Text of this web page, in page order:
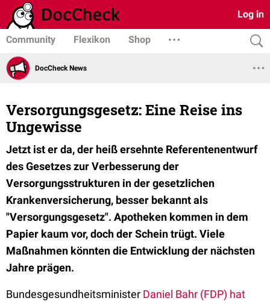
Log in
Community Flexikon Shop
DocCheck News
Versorgungsgesetz: Eine Reise ins
Ungewisse
Jetzt ist er da, der heiß ersehnte Referentenentwurf
des Gesetzes zur Verbesserung der
Versorgungsstrukturen in der gesetzlichen
Krankenversicherung, besser bekannt als
"Versorgungsgesetz". Apotheken kommen in dem
Papier kaum vor, doch der Schein trügt. Viele
Maßnahmen könnten die Entwicklung der nächsten
Jahre prägen.
Bundesgesundheitsminister Daniel Bahr (FDP) hat